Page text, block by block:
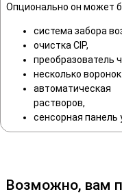
Опционально он может
система забора
очистка CIP,
преобразователь
несколько
растворов,
сенсорная панель
Возможно, вам